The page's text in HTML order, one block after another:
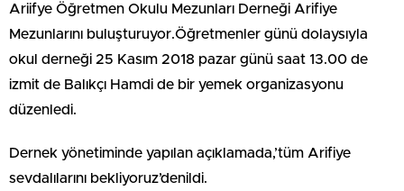
Ariifye Öğretmen Okulu Mezunları Derneği Arifiye
Mezunlarını buluşturuyor.Öğretmenler günü dolaysıyla
okul derneği 25 Kasım 2018 pazar günü saat 13.00 de
izmit de Balıkçı Hamdi de bir yemek organizasyonu
düzenledi.
Dernek yönetiminde yapılan açıklamada,’tüm Arifiye
sevdalılarını bekliyoruz’denildi.